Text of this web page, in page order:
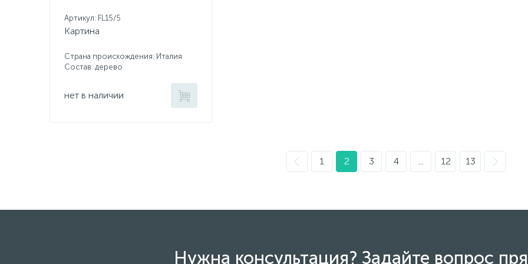
Артикул: FL15/5
Картина
Страна происхождения: Италия
Состав: дерево
нет в наличии
1 2 3 4 ... 12 13
Нужна консультация? Задайте вопрос